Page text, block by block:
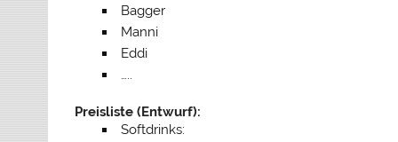
Bagger
Manni
Eddi
…..
Preisliste (Entwurf):
Softdrinks: